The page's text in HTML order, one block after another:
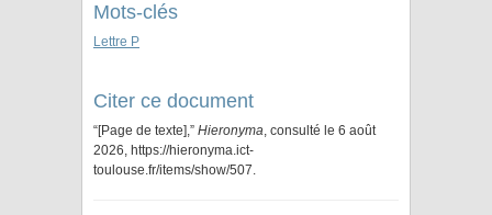
Mots-clés
Lettre P
Citer ce document
“[Page de texte],” Hieronyma, consulté le 6 août
2026, https://hieronyma.ict-
toulouse.fr/items/show/507.